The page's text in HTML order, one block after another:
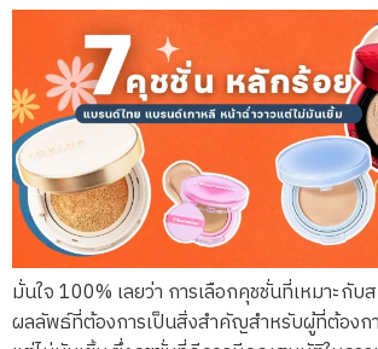
มั่นใจ 100% เลยว่า การเลือกคุชชั่นที่เหมาะกับ
ผลลัพธ์ที่ต้องการเป็นสิ่งสำคัญสำหรับผู้ที่ต้องก